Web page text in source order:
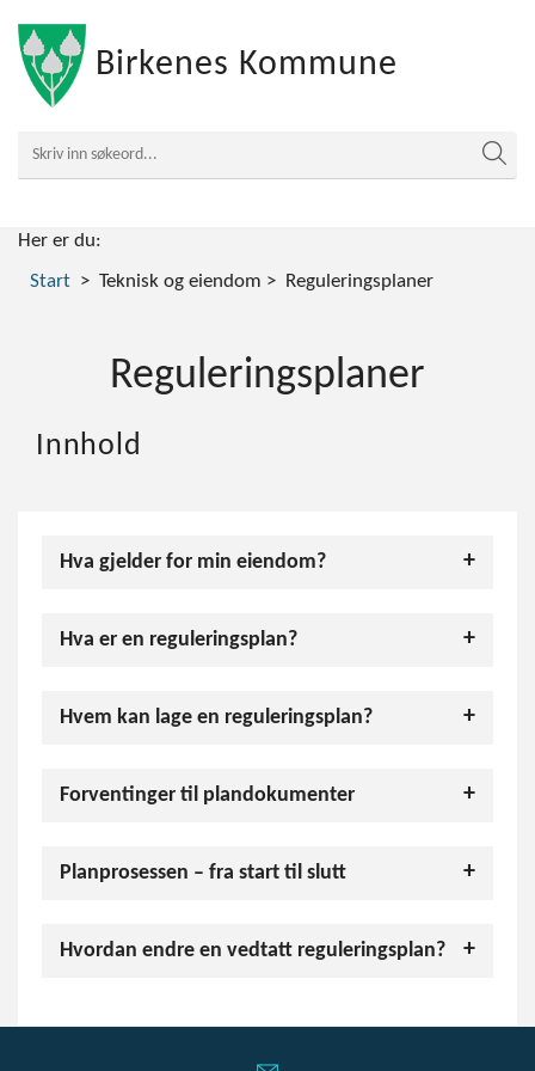
Birkenes Kommune
Her er du:
Start
Teknisk og eiendom Reguleringsplaner
Reguleringsplaner
Innhold
Hva gjelder for min eiendom?
Hva er en reguleringsplan?
Hvem kan lage en reguleringsplan?
Forventinger til plandokumenter
Planprosessen – fra start til slutt
Hvordan endre en vedtatt reguleringsplan?